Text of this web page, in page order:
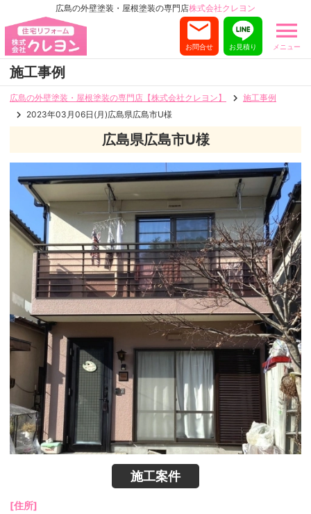
広島の外壁塗装・屋根塗装の専門店株式会社クレヨン
メニュー
お見積り
お問合せ
施工事例
広島の外壁塗装・屋根塗装の専門店【株式会社クレヨン】
施工事例
2023年03月06日(月)広島県広島市U様
広島県広島市U様
施工案件
[住所]